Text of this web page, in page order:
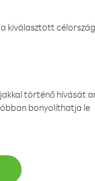
kiválasztott
történő hívását
bonyolíthatja le